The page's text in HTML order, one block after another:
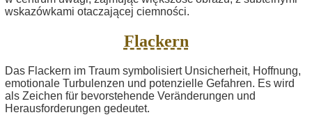
Flackern
Das Flackern im Traum symbolisiert Unsicherheit, Hoffnung,
emotionale Turbulenzen und potenzielle Gefahren. Es wird
als Zeichen für bevorstehende Veränderungen und
Herausforderungen gedeutet.